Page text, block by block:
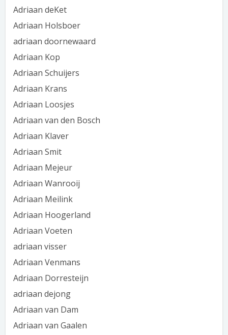
Adriaan deKet
Adriaan Holsboer
adriaan doornewaard
Adriaan Kop
Adriaan Schuijers
Adriaan Krans
Adriaan Loosjes
Adriaan van den Bosch
Adriaan Klaver
Adriaan Smit
Adriaan Mejeur
Adriaan Wanrooij
Adriaan Meilink
Adriaan Hoogerland
Adriaan Voeten
adriaan visser
Adriaan Venmans
Adriaan Dorresteijn
adriaan dejong
Adriaan van Dam
Adriaan van Gaalen